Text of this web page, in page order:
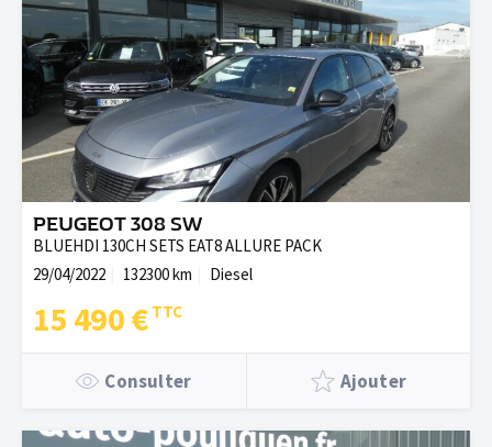
PEUGEOT 308 SW
BLUEHDI 130CH SETS EAT8 ALLURE PACK
29/04/2022
132300 km Diesel
15 490 €
Consulter Ajouter